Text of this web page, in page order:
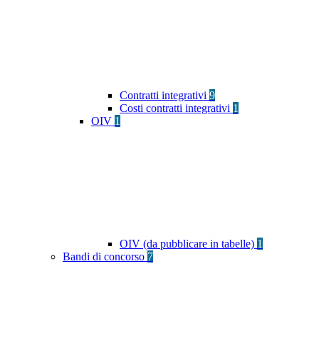
Contratti integrativi 9
Costi contratti integrativi 1
OIV 1
OIV (da pubblicare in tabelle) 1
Bandi di concorso 7